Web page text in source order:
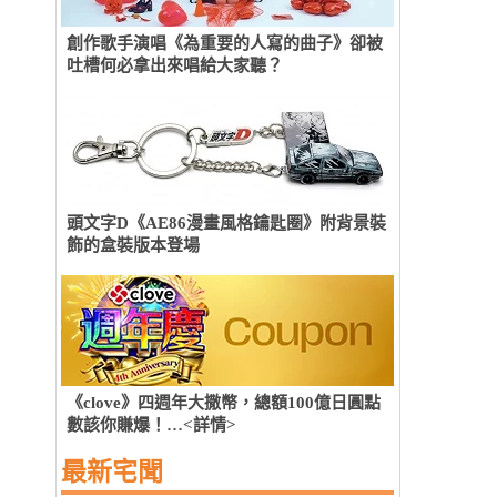
創作歌手演唱《為重要的人寫的曲子》卻被
吐槽何必拿出來唱給大家聽？
頭文字D《AE86漫畫風格鑰匙圈》附背景裝
飾的盒裝版本登場
《clove》四週年大撒幣，總額100億日圓點
數該你賺爆！…<詳情>
最新宅聞